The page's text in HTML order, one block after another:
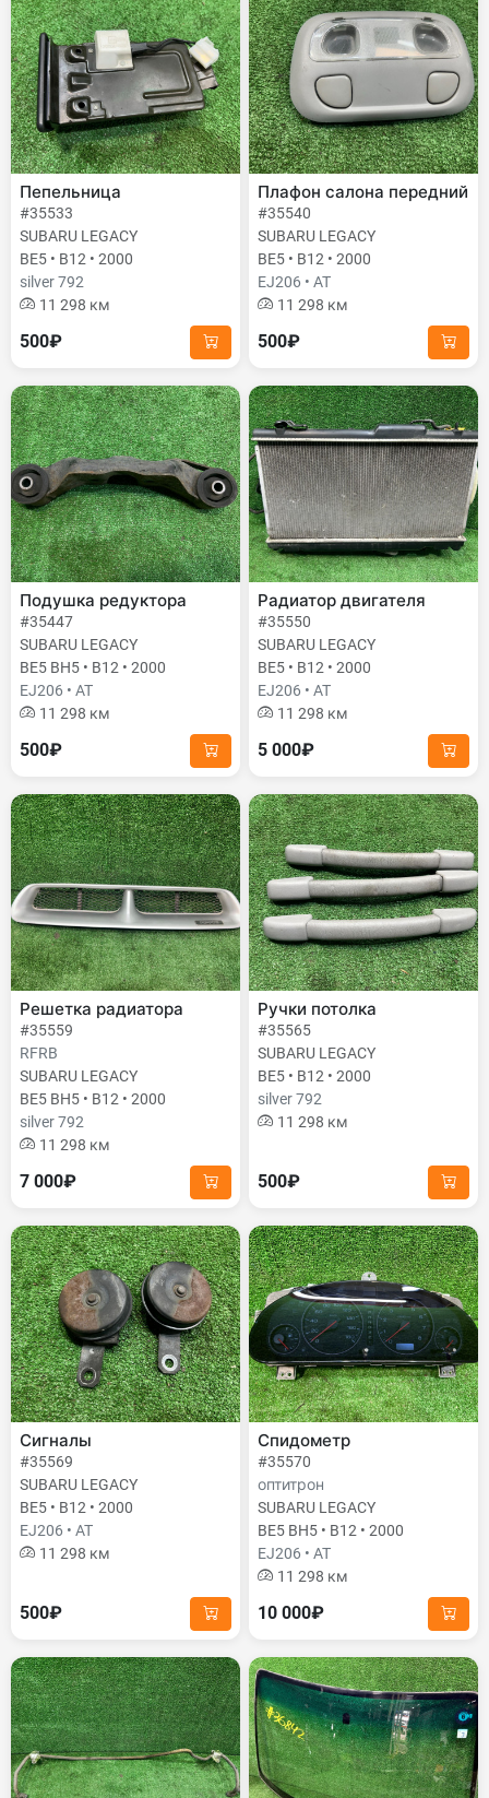
Пепельница
#35533
SUBARU LEGACY
BE5 • B12 • 2000
silver 792
11 298 км
500₽
Плафон салона передний
#35540
SUBARU LEGACY
BE5 • B12 • 2000
EJ206 • AT
11 298 км
500₽
Подушка редуктора
#35447
SUBARU LEGACY
BE5 BH5 • B12 • 2000
EJ206 • AT
11 298 км
500₽
Радиатор двигателя
#35550
SUBARU LEGACY
BE5 • B12 • 2000
EJ206 • AT
11 298 км
5 000₽
Решетка радиатора
#35559
RFRB
SUBARU LEGACY
BE5 BH5 • B12 • 2000
silver 792
11 298 км
7 000₽
Ручки потолка
#35565
SUBARU LEGACY
BE5 • B12 • 2000
silver 792
11 298 км
500₽
Сигналы
#35569
SUBARU LEGACY
BE5 • B12 • 2000
EJ206 • AT
11 298 км
500₽
Спидометр
#35570
оптитрон
SUBARU LEGACY
BE5 BH5 • B12 • 2000
EJ206 • AT
11 298 км
10 000₽